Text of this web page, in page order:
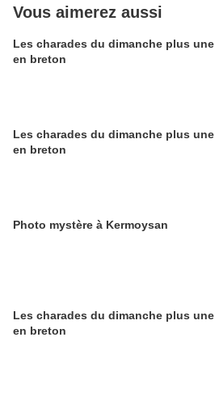
Vous aimerez aussi
Les charades du dimanche plus une
en breton
Les charades du dimanche plus une
en breton
Photo mystère à Kermoysan
Les charades du dimanche plus une
en breton